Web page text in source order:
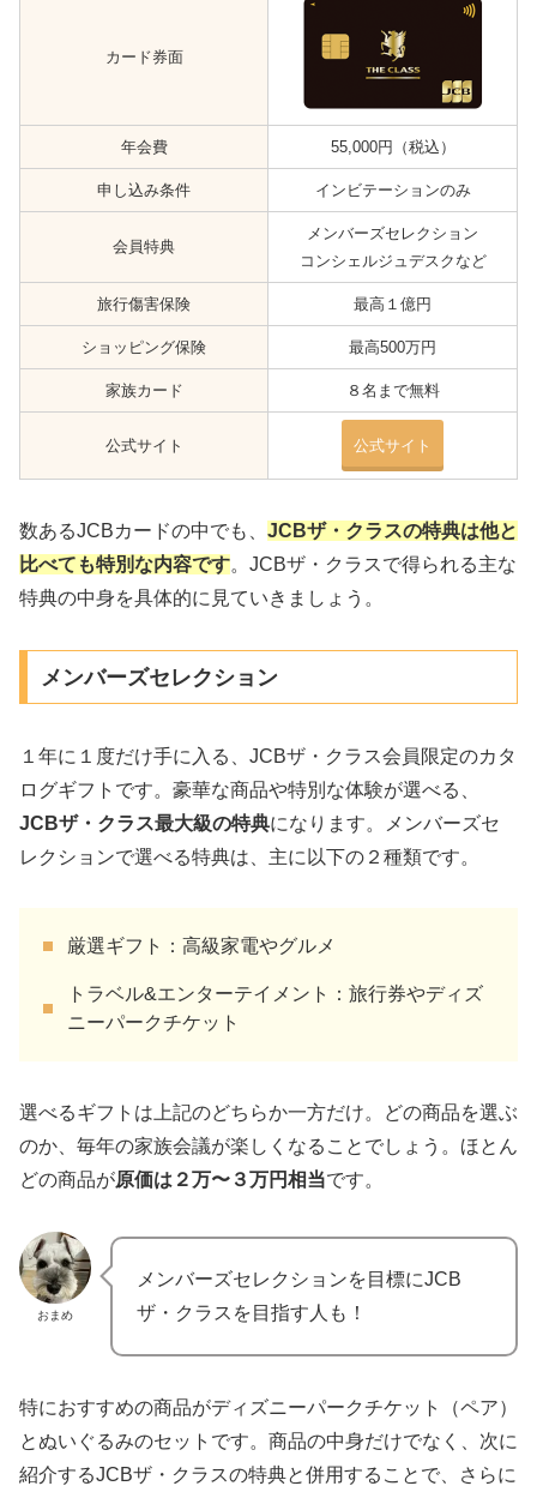
カード券面
年会費 55,000円（税込）
申し込み条件 インビテーションのみ
会員特典
メンバーズセレクション
コンシェルジュデスクなど
旅行傷害保険 最高１億円
ショッピング保険 最高500万円
家族カード ８名まで無料
公式サイト 公式サイト
数あるJCBカードの中でも、 JCBザ・クラスの特典は他と
比べても特別な内容です。JCBザ・クラスで得られる主な
特典の中身を具体的に見ていきましょう。
メンバーズセレクション
１年に１度だけ手に入る、JCBザ・クラス会員限定のカタ
ログギフトです。豪華な商品や特別な体験が選べる、
JCBザ・クラス最大級の特典になります。メンバーズセ
レクションで選べる特典は、主に以下の２種類です。
厳選ギフト：高級家電やグルメ
トラベル&エンターテイメント：旅行券やディズ
ニーパークチケット
選べるギフトは上記のどちらか一方だけ。どの商品を選ぶ
のか、毎年の家族会議が楽しくなることでしょう。ほとん
どの商品が原価は２万〜３万円相当です。
おまめ
メンバーズセレクションを目標にJCB
ザ・クラスを目指す人も！
特におすすめの商品がディズニーパークチケット（ペア）
とぬいぐるみのセットです。商品の中身だけでなく、次に
紹介するJCBザ・クラスの特典と併用することで、さらに